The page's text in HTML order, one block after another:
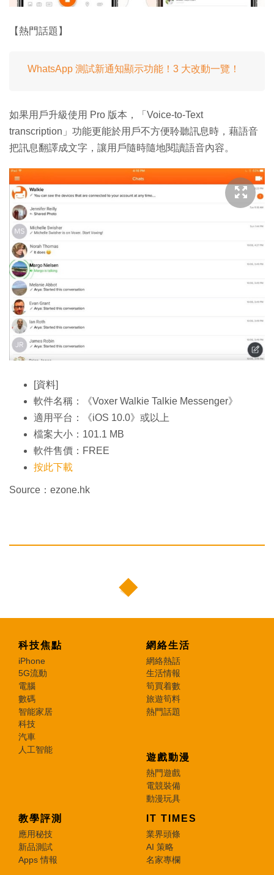
【熱門話題】
WhatsApp 測試新通知顯示功能！3 大改動一覽！
如果用戶升級使用 Pro 版本，「Voice-to-Text
transcription」功能更能於用戶不方便聆聽訊息時，藉語音
把訊息翻譯成文字，讓用戶隨時隨地閱讀語音內容。
[資料]
軟件名稱：《Voxer Walkie Talkie Messenger》
適用平台：《iOS 10.0》或以上
檔案大小：101.1 MB
軟件售價：FREE
按此下載
Source：ezone.hk
科技焦點
iPhone
5G流動
電腦
數碼
智能家居
科技
汽車
人工智能
網絡生活
網絡熱話
生活情報
筍買着數
旅遊筍料
熱門話題
遊戲動漫
熱門遊戲
電競裝備
動漫玩具
教學評測
應用秘技
新品測試
Apps 情報
IT TIMES
業界頭條
AI 策略
名家專欄